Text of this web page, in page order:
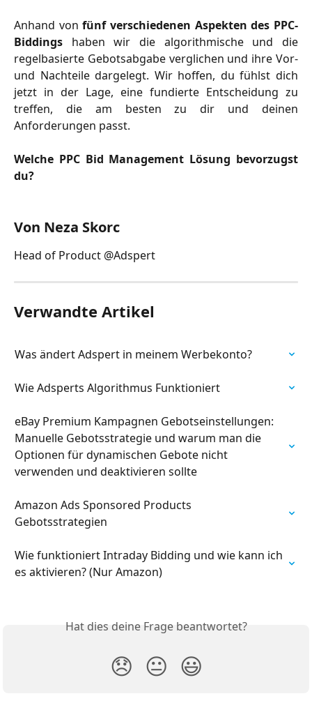
Anhand vonfünf verschiedenen Aspekten des PPC-
Biddings haben wir die algorithmische und die
regelbasierte Gebotsabgabe verglichen und ihre Vor-
und Nachteile dargelegt. Wir hoffen, du fühlst dich
jetzt in der Lage, eine fundierte Entscheidung zu
treffen, die am besten zu dir und deinen
Anforderungen passt.
Welche PPC Bid Management Lösung bevorzugst
du?
Von Neza Skorc
Head of Product @Adspert
Verwandte Artikel
Was ändert Adspert in meinem Werbekonto?
Wie Adsperts Algorithmus Funktioniert
eBay Premium Kampagnen Gebotseinstellungen:
Manuelle Gebotsstrategie und warum man die
Optionen für dynamischen Gebote nicht
verwenden und deaktivieren sollte
Amazon Ads Sponsored Products
Gebotsstrategien
Wie funktioniert Intraday Bidding und wie kann ich
es aktivieren? (Nur Amazon)
Hat dies deine Frage beantwortet?
😞 😐 😃